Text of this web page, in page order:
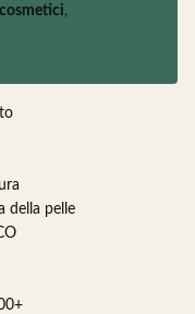
,
della pelle